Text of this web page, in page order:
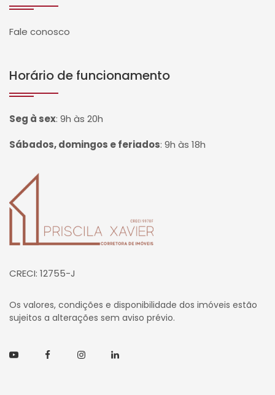
Fale conosco
Horário de funcionamento
Seg à sex: 9h às 20h
Sábados, domingos e feriados: 9h às 18h
Página inicial
CRECI: 12755-J
Os valores, condições e disponibilidade dos imóveis estão
sujeitos a alterações sem aviso prévio.
YoutubeFacebookInstagramLinkedin